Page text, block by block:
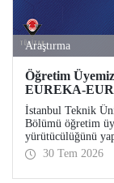
Araştırma
Öğretim
EUREKA-
İstanbul Teknik
Bölümü öğretim
yürütücülüğünü
Revolutionizing
EUREKA-
kazandı.
30 Tem 2026